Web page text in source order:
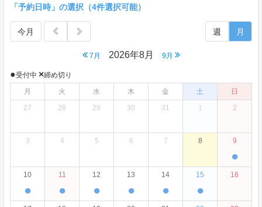
「予約日時」の選択（4件選択可能）
今月
7月 2026年8月 9月
週 月
●受付中 ×締め切り
月
火 水 木 金 土
日
27
28 29 30 31 1 2
3 4 5 6 7 8 9
●
10
●
11
●
12
●
13
●
14
●
15
●
16